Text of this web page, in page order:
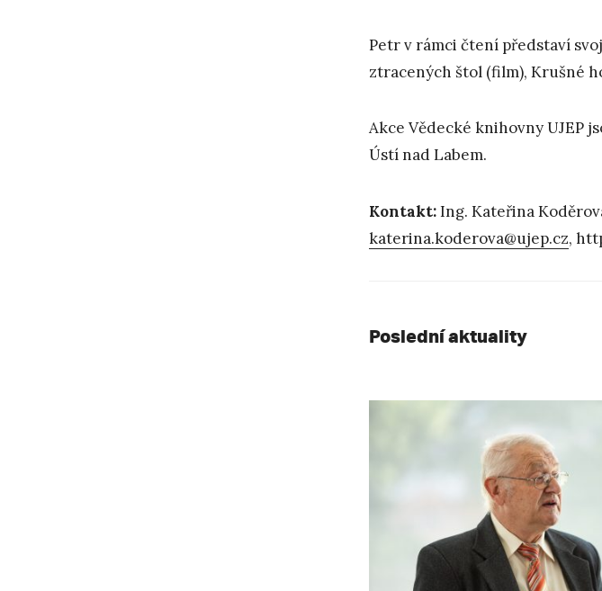
Petr v rámci čtení představí
ztracených štol (film), Krušné
Akce Vědecké knihovny UJEP
Ústí nad Labem.
Kontakt:Ing. Kateřina
katerina.koderova@ujep.cz,
Poslední aktuality